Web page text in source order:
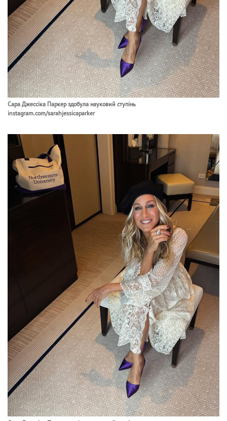
Сара Джессіка Паркер здобула науковий ступінь
instagram.com/sarahjessicaparker